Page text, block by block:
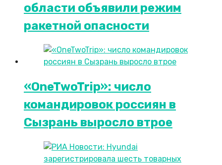
области объявили режим
ракетной опасности
«OneTwoTrip»: число
командировок россиян в
Сызрань выросло втрое